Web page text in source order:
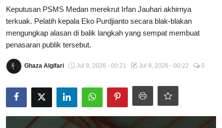
Privacy Policy
INFO SUMUT
SEPAKBOLA
Pedoman Media Siber
Keputusan PSMS Medan merekrut Irfan Jauhari akhirnya
terkuak. Pelatih kepala Eko Purdjianto secara blak-blakan
mengungkap alasan di balik langkah yang sempat membuat
penasaran publik tersebut.
Ghaza Algifari Jul 9, 2026 - 00:21 Jul 9, 2026 - 00:22 0